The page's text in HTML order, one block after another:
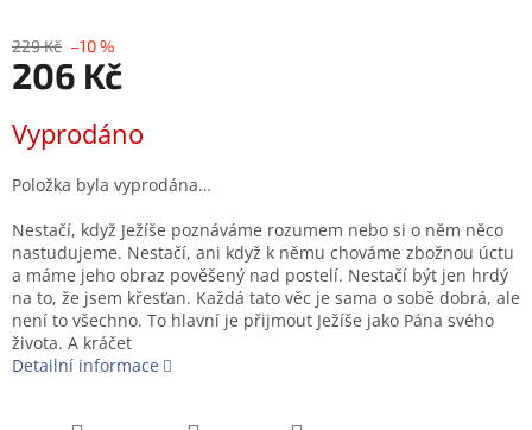
229 Kč –10 %
206 Kč
cena:
Vyprodáno
Položka byla vyprodána…
Nestačí, když Ježíše poznáváme rozumem nebo si o něm něco
nastudujeme. Nestačí, ani když k němu chováme zbožnou úctu
a máme jeho obraz pověšený nad postelí. Nestačí být jen hrdý
na to, že jsem křesťan. Každá tato věc je sama o sobě dobrá, ale
není to všechno. To hlavní je přijmout Ježíše jako Pána svého
života. A kráčet
Detailní informace